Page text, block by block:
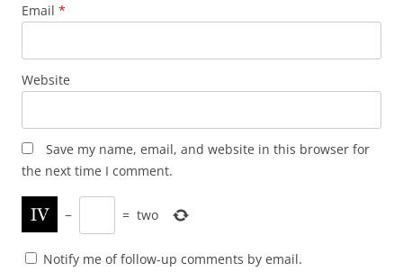
Email *
Website
Save my name, email, and website in this browser for
the next time I comment.
− = two
Notify me of follow-up comments by email.